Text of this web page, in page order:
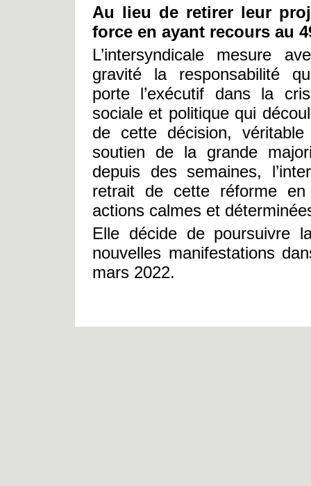
Au lieu de retirer leur
force en ayant recours au
L’intersyndicale mesure
gravité la responsabilité
porte l’exécutif dans la
sociale et politique qui
de cette décision,
soutien de la grande
depuis des semaines,
retrait de cette réforme
actions calmes et
Elle décide de poursuivre
nouvelles manifestations
mars 2022.